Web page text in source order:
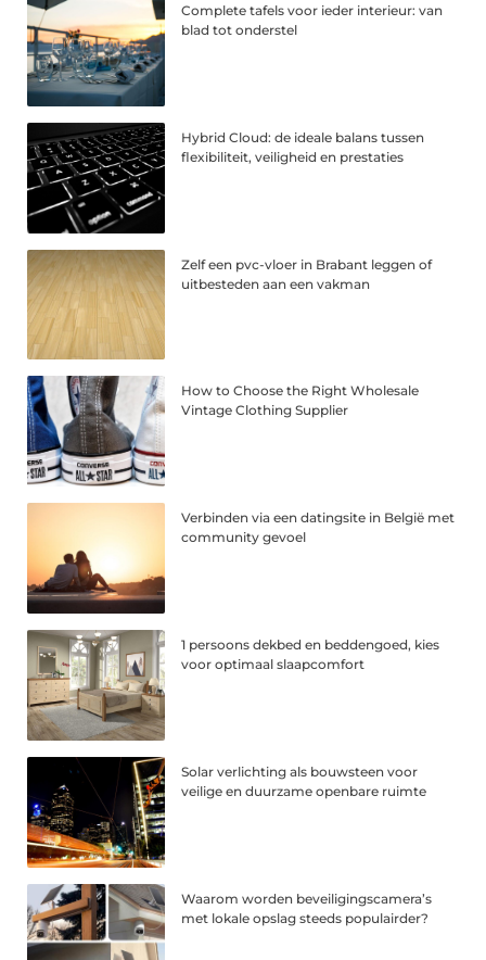
Complete tafels voor ieder interieur: van
blad tot onderstel
Hybrid Cloud: de ideale balans tussen
flexibiliteit, veiligheid en prestaties
Zelf een pvc-vloer in Brabant leggen of
uitbesteden aan een vakman
How to Choose the Right Wholesale
Vintage Clothing Supplier
Verbinden via een datingsite in België met
community gevoel
1 persoons dekbed en beddengoed, kies
voor optimaal slaapcomfort
Solar verlichting als bouwsteen voor
veilige en duurzame openbare ruimte
Waarom worden beveiligingscamera’s
met lokale opslag steeds populairder?